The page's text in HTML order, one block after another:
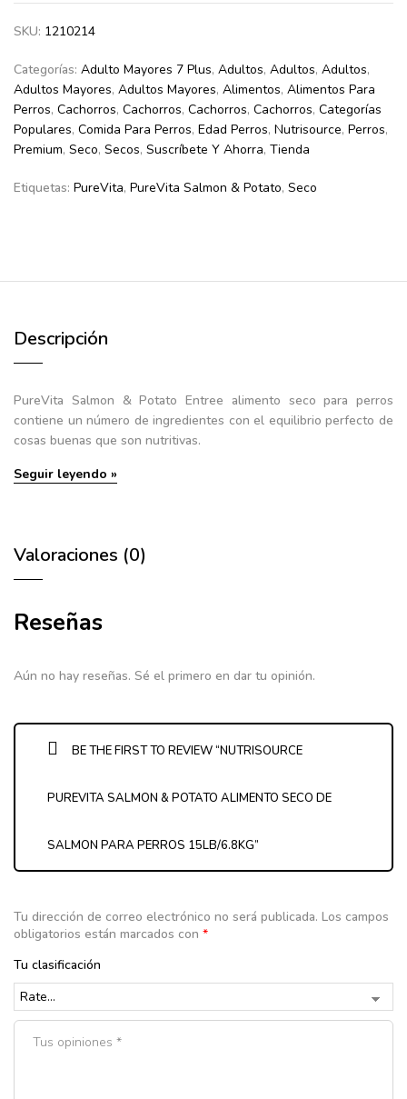
SKU: 1210214
Categorías: Adulto Mayores 7 Plus, Adultos, Adultos, Adultos,
Adultos Mayores, Adultos Mayores, Alimentos, Alimentos Para
Perros, Cachorros, Cachorros, Cachorros, Cachorros, Categorías
Populares, Comida Para Perros, Edad Perros, Nutrisource, Perros,
Premium, Seco, Secos, Suscríbete Y Ahorra, Tienda
Etiquetas: PureVita, PureVita Salmon & Potato, Seco
Descripción
PureVita Salmon & Potato Entree alimento seco para perros
contiene un número de ingredientes con el equilibrio perfecto de
cosas buenas que son nutritivas.
Seguir leyendo »
Valoraciones (0)
Reseñas
Aún no hay reseñas. Sé el primero en dar tu opinión.
BE THE FIRST TO REVIEW “NUTRISOURCE
PUREVITA SALMON & POTATO ALIMENTO SECO DE
SALMON PARA PERROS 15LB/6.8KG”
Tu dirección de correo electrónico no será publicada. Los campos
obligatorios están marcados con *
Tu clasificación